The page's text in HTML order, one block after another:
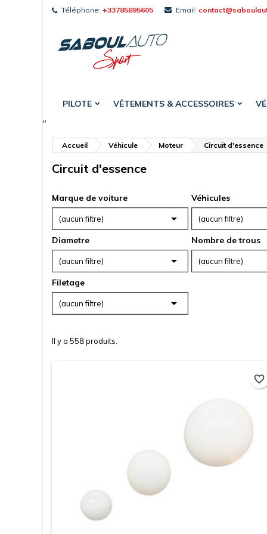
Téléphone: +33785895605 Email:
PILOTE VÊTEMENTS & ACCESSOIRES
"
Accueil Véhicule Moteur Circuit d'essence
Circuit d'essence
Marque de voiture
(aucun filtre) 
Véhicules
(aucun filtre)
Diametre
(aucun filtre) 
Nombre de trous
(aucun filtre)
Filetage
(aucun filtre) 
Il y a 558 produits.
favorite_border
favorite_border